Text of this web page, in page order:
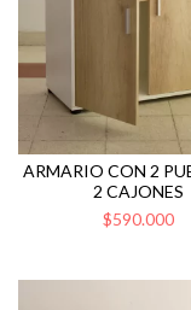
ARMARIO CON 2
2 CAJONES
$590.000